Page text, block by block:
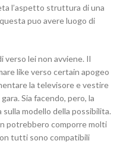
l’aspetto struttura di una
puo avere luogo di
verso lei non avviene. Il
like verso certain apogeo
la televisore e vestire
Sia facendo, pero, la
modello della possibilita.
potrebbero comporre molti
tutti sono compatibili